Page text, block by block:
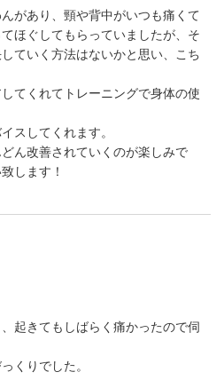
があり、頸や背中がいつも痛くて
ほぐしてもらっていましたが、そ
ていく方法はないかと思い、こち
てくれてトレーニングで身体の使
スしてくれます。
ん改善されていくのが楽しみで
します！
起きてもしばらく痛かったので伺
くりでした。